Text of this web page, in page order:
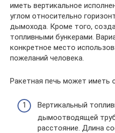
иметь вертикальное
углом относительно
дымохода. Кроме того,
топливными бункерами.
конкретное место
пожеланий человека.
Ракетная печь может иметь
Вертикальный
дымоотводящей
расстояние. Длина